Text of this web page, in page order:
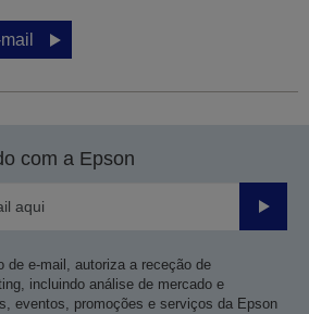
com a Epson
Enviar
de e-mail, autoriza a receção de
incluindo análise de mercado e
eventos, promoções e serviços da Epson